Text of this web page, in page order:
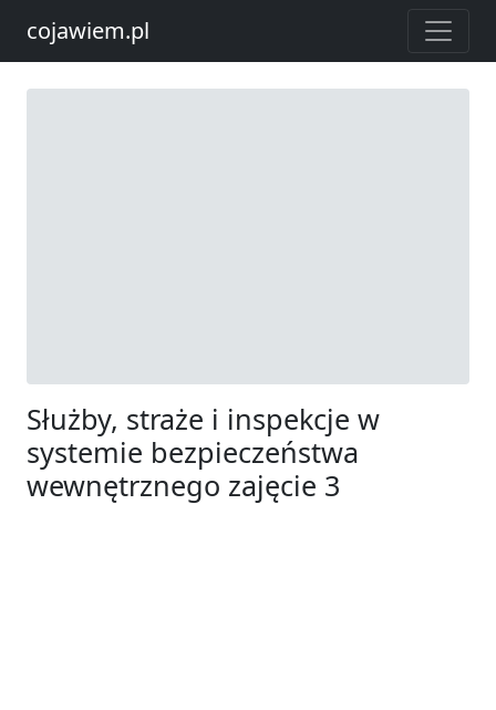
cojawiem.pl
Służby, straże i inspekcje w
systemie bezpieczeństwa
wewnętrznego zajęcie 3